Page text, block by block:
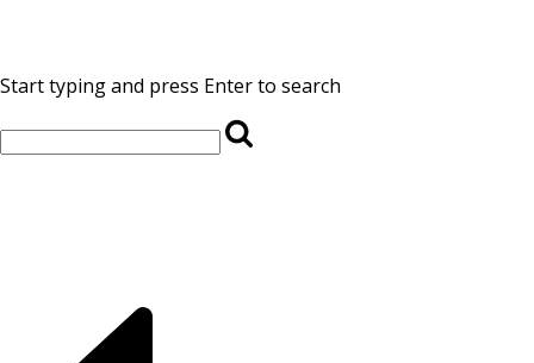
Start typing and press Enter to search